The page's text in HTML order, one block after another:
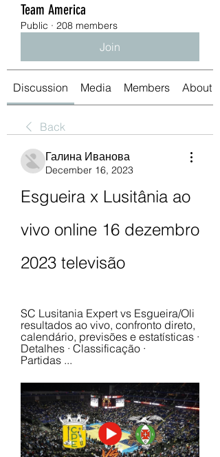
Team America
Public · 208 members
Join
Discussion Media Members About
Back
Галина Иванова
December 16, 2023
Esgueira x Lusitânia ao
vivo online 16 dezembro
2023 televisão
SC Lusitania Expert vs Esgueira/Oli
resultados ao vivo, confronto direto,
calendário, previsões e estatísticas ·
Detalhes · Classificação ·
Partidas ...